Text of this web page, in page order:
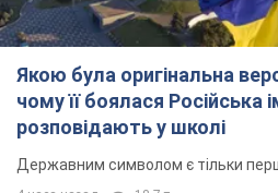
символа 90-х та який
За розвитком кар'єри артист не
особисте щастя
10 часов назад
У ПриватБанку розповіли, чи